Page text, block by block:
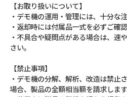
【お取り扱いについて】
・デモ機の運用・管理には、十分な
・返却時には付属品一式を必ずご確
・不具合や疑問点がある場合は、速
さい。
【禁止事項】
・デモ機の分解、解析、改造は禁止
場合、製品の全額相当額を請求します